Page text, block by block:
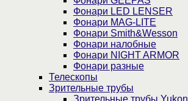
Фонари LED LENSER
Фонари MAG-LITE
Фонари Smith&Wesson
Фонари налобные
Фонари NIGHT ARMOR
Фонари разные
Телескопы
Зрительные трубы